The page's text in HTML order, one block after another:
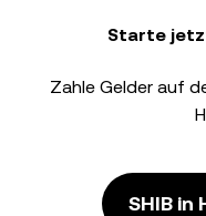
Starte
Zahle Gelder auf
SHIB in